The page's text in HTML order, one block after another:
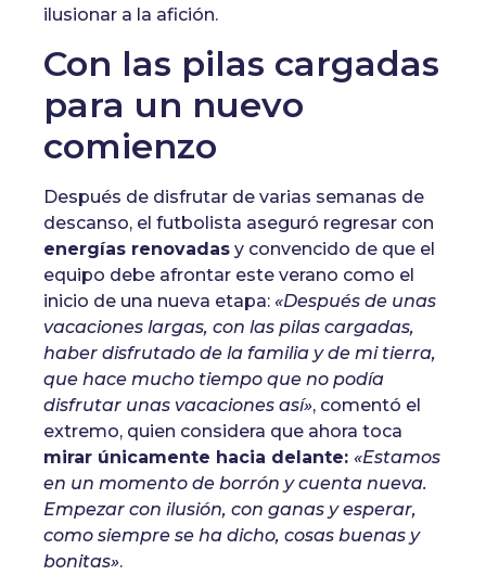
ilusionar a la afición.
Con las pilas cargadas
para un nuevo
comienzo
Después de disfrutar de varias semanas de
descanso, el futbolista aseguró regresar con
energías renovadas y convencido de que el
equipo debe afrontar este verano como el
inicio de una nueva etapa: «Después de unas
vacaciones largas, con las pilas cargadas,
haber disfrutado de la familia y de mi tierra,
que hace mucho tiempo que no podía
disfrutar unas vacaciones así», comentó el
extremo, quien considera que ahora toca
mirar únicamente hacia delante: «Estamos
en un momento de borrón y cuenta nueva.
Empezar con ilusión, con ganas y esperar,
como siempre se ha dicho, cosas buenas y
bonitas».